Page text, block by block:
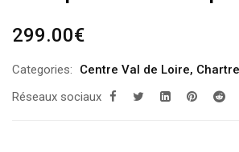
299.00€
Categories: Centre Val de Loire,
Réseaux sociaux